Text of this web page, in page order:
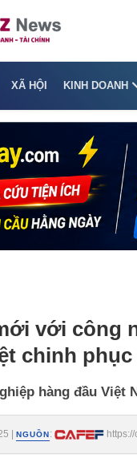
XÃ HỘI KINH DOANH
với công
chinh
hàng đầu Việt
| NGUỒN: